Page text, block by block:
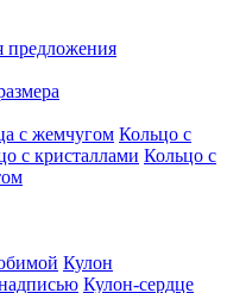
предложения
с жемчугом Кольцо с
с кристаллами Кольцо с
Кулон
Кулон-сердце